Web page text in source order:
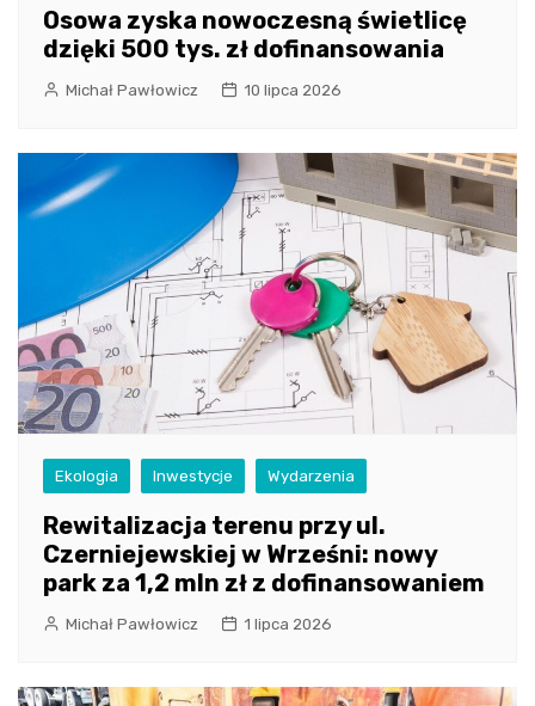
Osowa zyska nowoczesną świetlicę
dzięki 500 tys. zł dofinansowania
Michał Pawłowicz 10 lipca 2026
Ekologia Inwestycje Wydarzenia
Rewitalizacja terenu przy ul.
Czerniejewskiej w Wrześni: nowy
park za 1,2 mln zł z dofinansowaniem
Michał Pawłowicz 1 lipca 2026